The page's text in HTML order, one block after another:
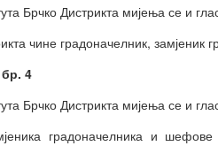
Брчко Дистрикта мијења се и
чине градоначелник,
4
Брчко Дистрикта мијења се и
градоначелника и шефове